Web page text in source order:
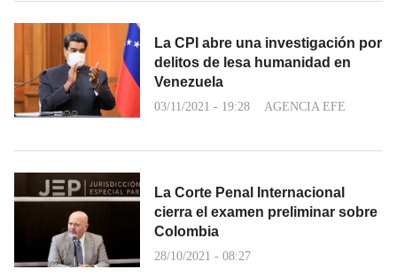
La CPI abre una investigación por
delitos de lesa humanidad en
Venezuela
03/11/2021 - 19:28 AGENCIA EFE
La Corte Penal Internacional
cierra el examen preliminar sobre
Colombia
28/10/2021 - 08:27